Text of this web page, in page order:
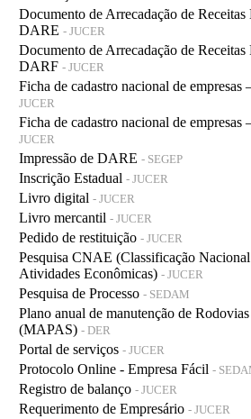
Documento de Arrecadação de Receitas
DARE - JUCER
Documento de Arrecadação de Receitas
DARF - JUCER
Ficha de cadastro nacional de empresas
JUCER
Ficha de cadastro nacional de empresas
JUCER
Impressão de DARE - SEGEP
Inscrição Estadual - JUCER
Livro digital - JUCER
Livro mercantil - JUCER
Pedido de restituição - JUCER
Pesquisa CNAE (Classificação
Atividades Econômicas) - JUCER
Pesquisa de Processo - SEDAM
Plano anual de manutenção de
(MAPAS) - DER
Portal de serviços - JUCER
Protocolo Online - Empresa Fácil -
Registro de balanço - JUCER
Requerimento de Empresário - JUCER